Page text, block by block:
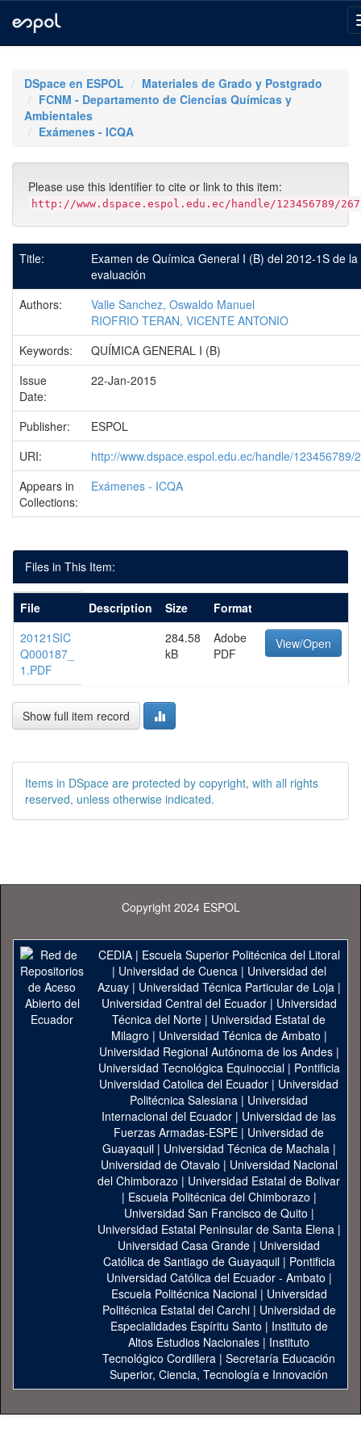
navigationDSpace en ESPOL
Materiales de Grado y Postgrado
FCNM - Departamento de Ciencias Químicas y
Ambientales
Exámenes - ICQA
Please use this identifier to cite or link to this item:
http://www.dspace.espol.edu.ec/handle/123456789/
Title:
Examen de Química General I (B) del 2012-1S de la
evaluación
Authors:
Valle Sanchez, Oswaldo Manuel
RIOFRIO TERAN, VICENTE ANTONIO
Keywords:
QUÍMICA GENERAL I (B)
Issue
Date:
22-Jan-2015
Publisher:
ESPOL
URI:
http://www.dspace.espol.edu.ec/handle/123456789/
Appears in
Collections:
Exámenes - ICQA
Files in This Item:
File Description Size
Format
20121SIC
Q000187_
1.PDF
284.58
kB
Adobe
PDF
View/Open
Show full item record
Items in DSpace are protected by copyright, with all rights
reserved, unless otherwise indicated.
Copyright 2024 ESPOL
CEDIA| Escuela Superior Politécnica del Litoral
| Universidad de Cuenca| Universidad del
Azuay| Universidad Técnica Particular de Loja|
Universidad Central del Ecuador| Universidad
Técnica del Norte | Universidad Estatal de
Milagro | Universidad Técnica de Ambato |
Universidad Regional Autónoma de los Andes|
Universidad Tecnológica Equinoccial| Pontificia
Universidad Catolica del Ecuador | Universidad
Politécnica Salesiana | Universidad
Internacional del Ecuador | Universidad de las
Fuerzas Armadas-ESPE | Universidad de
Guayaquil| Universidad Técnica de Machala|
Universidad de Otavalo | Universidad Nacional
del Chimborazo | Universidad Estatal de Bolivar
| Escuela Politécnica del Chimborazo |
Universidad San Francisco de Quito |
Universidad Estatal Peninsular de Santa Elena|
Universidad Casa Grande | Universidad
Católica de Santiago de Guayaquil| Pontificia
Universidad Católica del Ecuador - Ambato |
Escuela Politécnica Nacional| Universidad
Politécnica Estatal del Carchi| Universidad de
Especialidades Espíritu Santo | Instituto de
Altos Estudios Nacionales | Instituto
Tecnológico Cordillera | Secretaría Educación
Superior, Ciencia, Tecnología e Innovación